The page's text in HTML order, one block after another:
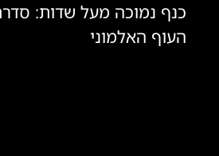
כנף נמוכה מעל שדות:
העוף האלמוני